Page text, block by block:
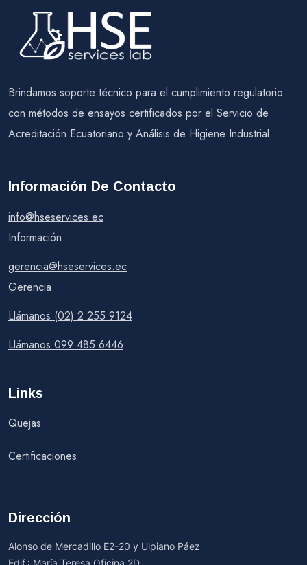
Brindamos soporte técnico para el cumplimiento regulatorio
con métodos de ensayos certificados por el Servicio de
Acreditación Ecuatoriano y Análisis de Higiene Industrial.
Información De Contacto
info@hseservices.ec
Información
gerencia@hseservices.ec
Gerencia
Llámanos (02) 2 255 9124
Llámanos 099 485 6446
Links
Quejas
Certificaciones
Dirección
Alonso de Mercadillo E2-20 y Ulpiano Páez